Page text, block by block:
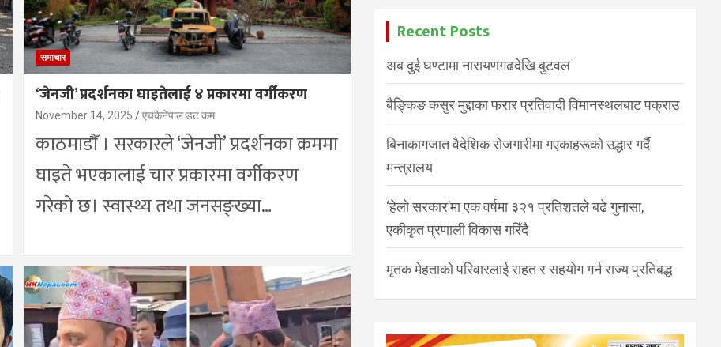
समाचार
‘जेनजी’ प्रदर्शनका घाइतेलाई ४ प्रकारमा वर्गीकरण
November 14, 2025 एचकेनेपाल डट कम
काठमाडौँ । सरकारले ‘जेनजी’ प्रदर्शनका क्रममा
घाइते भएकालाई चार प्रकारमा वर्गीकरण
गरेको छ। स्वास्थ्य तथा जनसङ्ख्या…
Recent Posts
अब दुई घण्टामा नारायणगढदेखि बुटवल
बैङ्किङ कसुर मुद्दाका फरार प्रतिवादी विमानस्थलबाट पक्राउ
बिनाकागजात वैदेशिक रोजगारीमा गएकाहरूको उद्धार गर्दै
मन्त्रालय
‘हेलो सरकार’मा एक वर्षमा ३२१ प्रतिशतले बढे गुनासा,
एकीकृत प्रणाली विकास गरिँदै
मृतक मेहताको परिवारलाई राहत र सहयोग गर्न राज्य प्रतिबद्ध